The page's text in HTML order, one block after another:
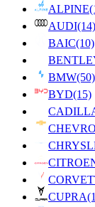
ALPINE
AUDI(14)
BAIC(10)
BMW(50)
BYD(15)
CUPRA